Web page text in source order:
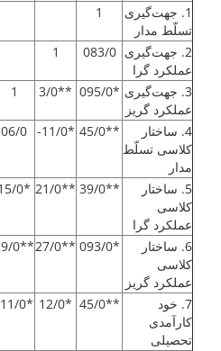
1. جهت‌گیری
تسلّط مدار
1
2. جهت‌گیری
عملکرد گرا
083/0
1
3. جهت‌گیری
عملکرد گریز
*095/0
**3/0
1
4. ساختار
کلاسی تسلّط
مدار
**45/0
*11/0-
06/0
5. ساختار
کلاسی
عملکرد گرا
**39/0
**21/0
*15/0
6. ساختار
کلاسی
عملکرد گریز
*093/0
**27/0
**29/0
7. خود
کارآمدی
تحصیلی
**45/0
*12/0
*11/0-